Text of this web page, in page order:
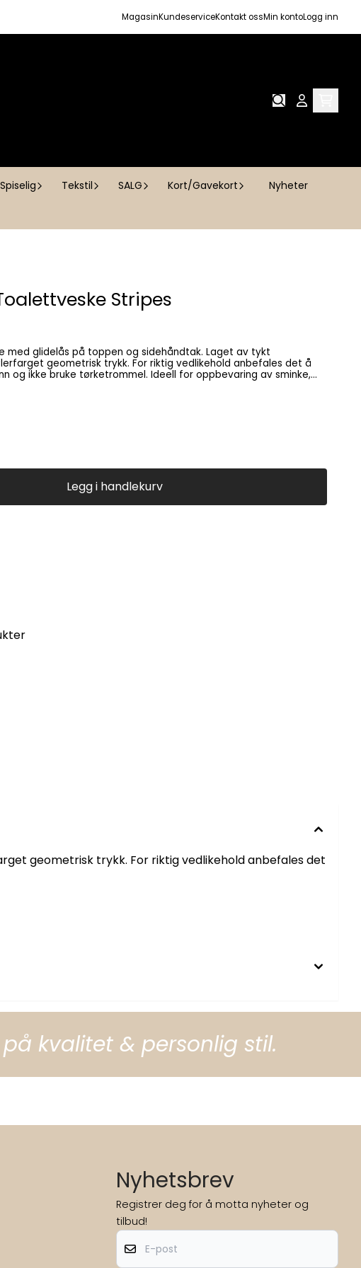
MagasinKundeserviceKontakt ossMin kontoLogg inn
Spiselig Tekstil SALG Kort/Gavekort
Nyheter
Stripes
med glidelås på toppen og sidehåndtak. Laget av tykt
geometrisk trykk. For riktig vedlikehold anbefales det å
tørketrommel. Ideell for oppbevaring av sminke,
Legg i handlekurv
geometrisk trykk. For riktig vedlikehold anbefales det
kvalitet & personlig stil.
Nyhetsbrev
Registrer deg for å motta nyheter og
tilbud!
E-post